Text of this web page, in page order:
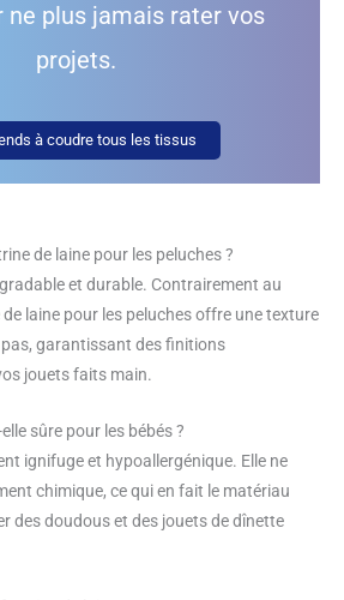
ne plus jamais rater vos
projets.
à coudre tous les tissus
de laine pour les peluches ?
et durable. Contrairement au
laine pour les peluches offre une texture
pas, garantissant des finitions
jouets faits main.
sûre pour les bébés ?
ignifuge et hypoallergénique. Elle ne
chimique, ce qui en fait le matériau
des doudous et des jouets de dînette